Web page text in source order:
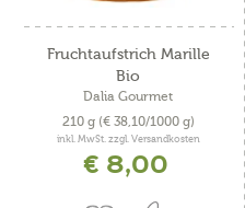
Fruchtaufstrich Marille
Bio
Dalia Gourmet
210 g (€ 38,10/1000 g)
inkl. MwSt. zzgl. Versandkosten
€ 8,00